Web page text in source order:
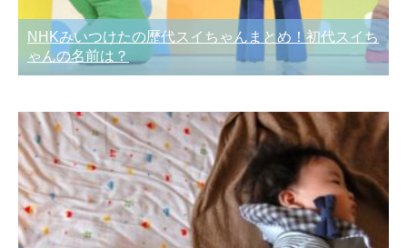
NHKみいつけたの歴代スイちゃんまとめ！初代スイち
ゃんの名前は？